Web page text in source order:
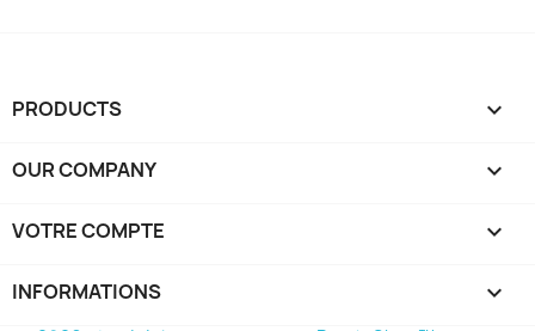
PRODUCTS 
OUR COMPANY 
VOTRE COMPTE 
INFORMATIONS keyboard_arrow_down